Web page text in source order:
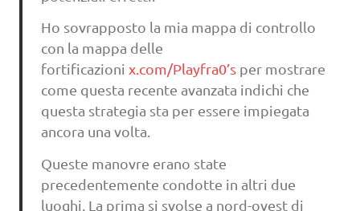
Ho sovrapposto la mia mappa di controllo
con la mappa delle
fortificazioni x.com/Playfra0’sper mostrare
come questa recente avanzata indichi che
questa strategia sta per essere impiegata
ancora una volta.
Queste manovre erano state
precedentemente condotte in altri due
luoghi. La prima si svolse a nord-ovest di